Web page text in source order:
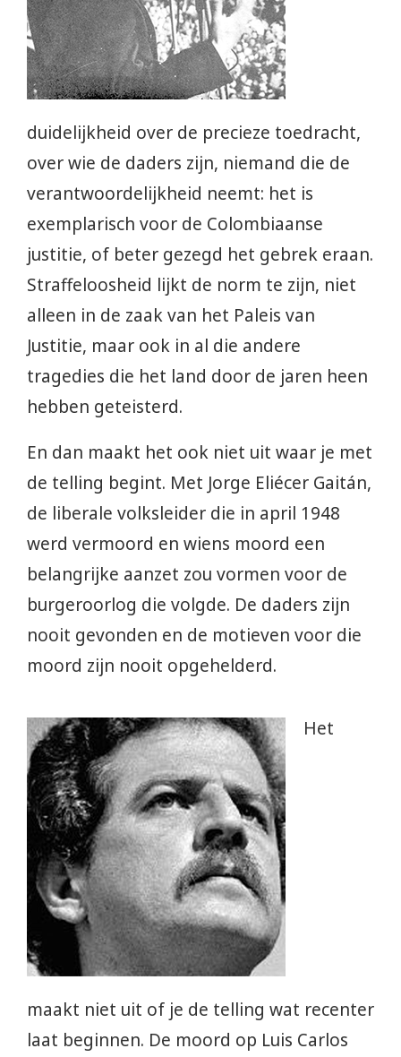
duidelijkheid over de precieze toedracht,
over wie de daders zijn, niemand die de
verantwoordelijkheid neemt: het is
exemplarisch voor de Colombiaanse
justitie, of beter gezegd het gebrek eraan.
Straffeloosheid lijkt de norm te zijn, niet
alleen in de zaak van het Paleis van
Justitie, maar ook in al die andere
tragedies die het land door de jaren heen
hebben geteisterd.
En dan maakt het ook niet uit waar je met
de telling begint. Met Jorge Eliécer Gaitán,
de liberale volksleider die in april 1948
werd vermoord en wiens moord een
belangrijke aanzet zou vormen voor de
burgeroorlog die volgde. De daders zijn
nooit gevonden en de motieven voor die
moord zijn nooit opgehelderd.
Het
maakt niet uit of je de telling wat recenter
laat beginnen. De moord op Luis Carlos